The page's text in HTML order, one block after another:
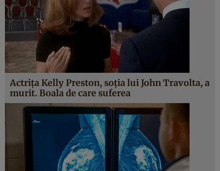
Actriţa Kelly Preston, soția lui John Travolta, a
murit. Boala de care suferea